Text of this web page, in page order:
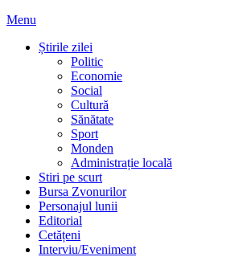
Menu
Știrile zilei
Politic
Economie
Social
Cultură
Sănătate
Sport
Monden
Administrație locală
Stiri pe scurt
Bursa Zvonurilor
Personajul lunii
Editorial
Cetățeni
Interviu/Eveniment